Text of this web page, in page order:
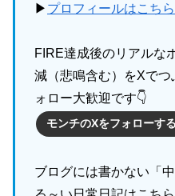
▶ プロフィールはこちら
FIRE達成後のリアルな
減（悲鳴含む）をXで
ォロー大歓迎です👇
モンチのXをフォローする
ブログには書かない「